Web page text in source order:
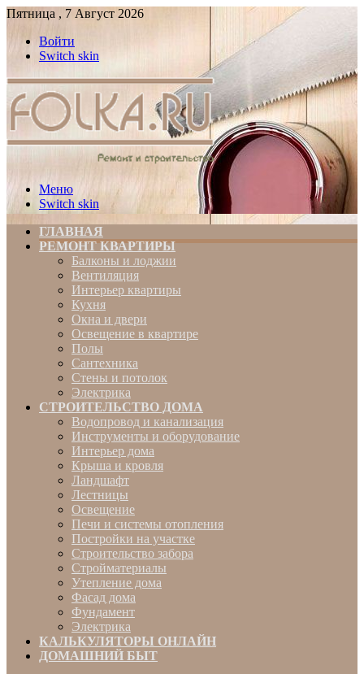
Пятница , 7 Август 2026
Войти
Switch skin
Меню
Switch skin
ГЛАВНАЯ
РЕМОНТ КВАРТИРЫ
Балконы и лоджии
Вентиляция
Интерьер квартиры
Кухня
Окна и двери
Освещение в квартире
Полы
Сантехника
Стены и потолок
Электрика
СТРОИТЕЛЬСТВО ДОМА
Водопровод и канализация
Инструменты и оборудование
Интерьер дома
Крыша и кровля
Ландшафт
Лестницы
Освещение
Печи и системы отопления
Постройки на участке
Строительство забора
Стройматериалы
Утепление дома
Фасад дома
Фундамент
Электрика
КАЛЬКУЛЯТОРЫ ОНЛАЙН
ДОМАШНИЙ БЫТ